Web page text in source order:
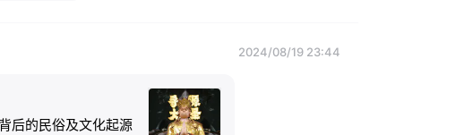
2024/08/19 23:44
后的民俗及文化起源